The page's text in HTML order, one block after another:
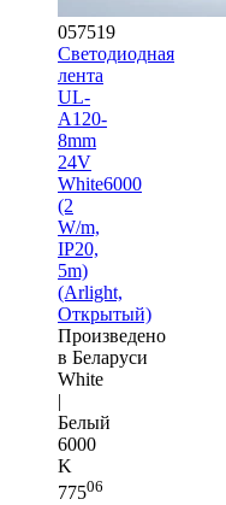
057519
Светодиодная
лента
UL-
A120-
8mm
24V
White6000
(2
W/m,
IP20,
5m)
(Arlight,
Открытый)
Произведено
в Беларуси
White
|
Белый
6000
K
77506